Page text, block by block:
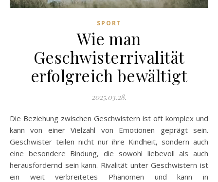
SPORT
Wie man
Geschwisterrivalität
erfolgreich bewältigt
2025.03.28.
Die Beziehung zwischen Geschwistern ist oft komplex und
kann von einer Vielzahl von Emotionen geprägt sein.
Geschwister teilen nicht nur ihre Kindheit, sondern auch
eine besondere Bindung, die sowohl liebevoll als auch
herausfordernd sein kann. Rivalität unter Geschwistern ist
ein weit verbreitetes Phänomen und kann in